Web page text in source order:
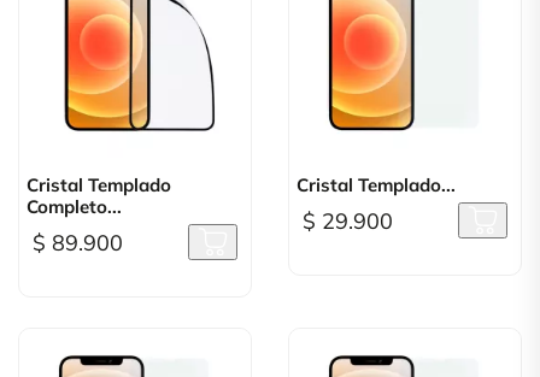
Cristal Templado
Completo...
$ 89.900
Cristal Templado...
$ 29.900